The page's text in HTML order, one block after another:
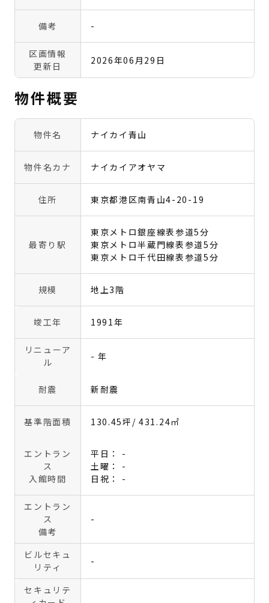
備考 -
区画情報
更新日
2026年06月29日
物件概要
物件名 ナイカイ青山
物件名カナ ナイカイアオヤマ
住所 東京都港区南青山4-20-19
最寄り駅
東京メトロ銀座線表参道5分
東京メトロ半蔵門線表参道5分
東京メトロ千代田線表参道5分
規模 地上3階
竣工年 1991年
リニューア
ル
- 年
耐震 新耐震
基準階面積 130.45坪 / 431.24㎡
エントラン
ス
入館時間
平日： -
土曜： -
日祝： -
エントラン
ス
備考
-
ビルセキュ
リティ
-
セキュリテ